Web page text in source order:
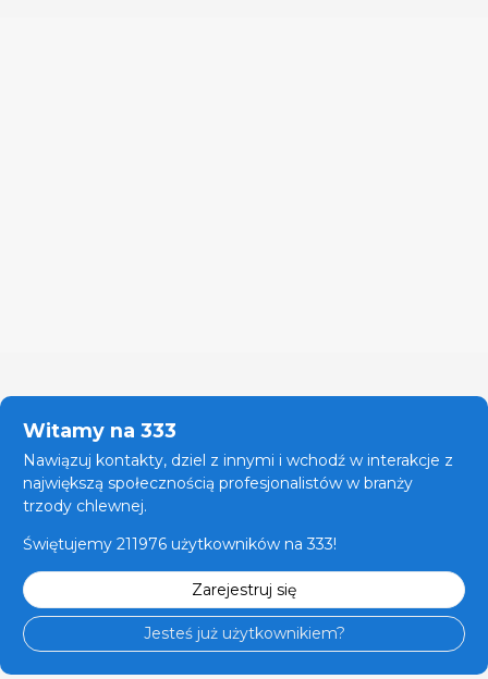
Witamy na 333
Nawiązuj kontakty, dziel z innymi i wchodź w interakcje z
największą społecznością profesjonalistów w branży
trzody chlewnej.
Świętujemy 211976 użytkowników na 333!
Zarejestruj się
Jesteś już użytkownikiem?